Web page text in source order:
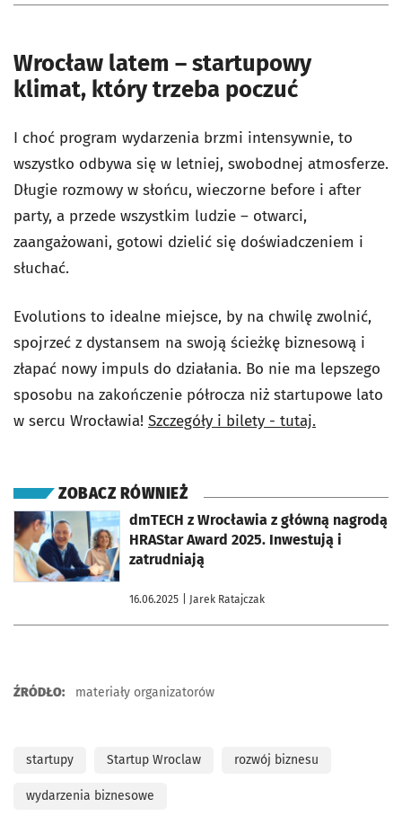
Wrocław latem – startupowy
klimat, który trzeba poczuć
I choć program wydarzenia brzmi intensywnie, to
wszystko odbywa się w letniej, swobodnej atmosferze.
Długie rozmowy w słońcu, wieczorne before i after
party, a przede wszystkim ludzie – otwarci,
zaangażowani, gotowi dzielić się doświadczeniem i
słuchać.
Evolutions to idealne miejsce, by na chwilę zwolnić,
spojrzeć z dystansem na swoją ścieżkę biznesową i
złapać nowy impuls do działania. Bo nie ma lepszego
sposobu na zakończenie półrocza niż startupowe lato
w sercu Wrocławia! Szczegóły i bilety - tutaj.
ZOBACZ RÓWNIEŻ
dmTECH z Wrocławia z główną nagrodą
HRAStar Award 2025. Inwestują i
zatrudniają
16.06.2025 | Jarek Ratajczak
otworzy się w nowej karcie
ŹRÓDŁO: materiały organizatorów
startupy Startup Wroclaw rozwój biznesu
wydarzenia biznesowe